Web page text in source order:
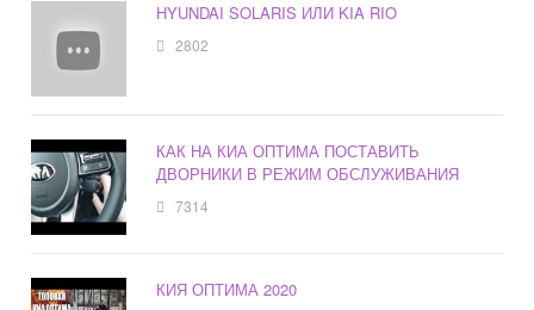
HYUNDAI SOLARIS ИЛИ KIA RIO
2802
КАК НА КИА ОПТИМА ПОСТАВИТЬ
ДВОРНИКИ В РЕЖИМ ОБСЛУЖИВАНИЯ
7314
КИЯ ОПТИМА 2020